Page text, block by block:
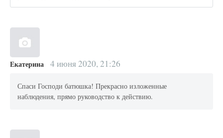
Екатерина 4 июня 2020, 21:26
Спаси Господи батюшка! Прекрасно изложенные
наблюдения, прямо руководство к действию.